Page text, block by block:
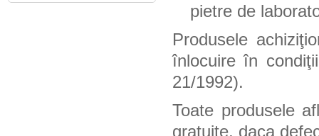
pietre de
Produsele
înlocuire în
21/1992).
Toate produsele
gratuite, daca